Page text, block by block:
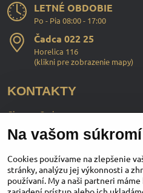
LETNÉ OBDOBIE
Po - Pia 08:00 - 17:00
Čadca 022 25
Horelica 116
(klikni pre zobrazenie mapy)
KONTAKTY
ChopperStyle s.r.o.
Ing. Martin Murčo
+421 911 364 555
Na vašom
Cookies používame na zlepšenie
stránky, analýzu jej výkonnosti a
používaní. My a naši partneri